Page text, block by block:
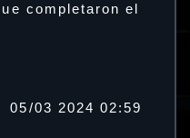
completaron el
05/03 2024 02:59